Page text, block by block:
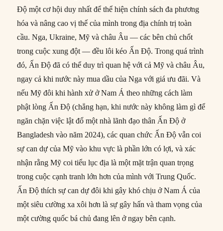
Độ một cơ hội duy nhất để thể hiện chính sách đa phương
hóa và nâng cao vị thế của mình trong địa chính trị toàn
cầu. Nga, Ukraine, Mỹ và châu Âu — các bên chủ chốt
trong cuộc xung đột — đều lôi kéo Ấn Độ. Trong quá trình
đó, Ấn Độ đã có thể duy trì quan hệ với cả Mỹ và châu Âu,
ngay cả khi nước này mua dầu của Nga với giá ưu đãi. Và
nếu Mỹ đôi khi hành xử ở Nam Á theo những cách làm
phật lòng Ấn Độ (chẳng hạn, khi nước này không làm gì để
ngăn chặn việc lật đổ một nhà lãnh đạo thân Ấn Độ ở
Bangladesh vào năm 2024), các quan chức Ấn Độ vẫn coi
sự can dự của Mỹ vào khu vực là phần lớn có lợi, và xác
nhận rằng Mỹ coi tiểu lục địa là một mặt trận quan trọng
trong cuộc cạnh tranh lớn hơn của mình với Trung Quốc.
Ấn Độ thích sự can dự đôi khi gây khó chịu ở Nam Á của
một siêu cường xa xôi hơn là sự gây hấn và tham vọng của
một cường quốc bá chủ đang lên ở ngay bên cạnh.